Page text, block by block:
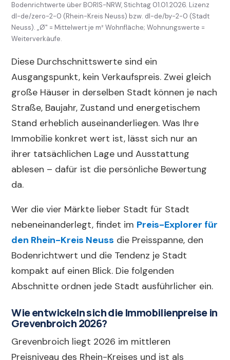
Bodenrichtwerte über BORIS-NRW, Stichtag 01.01.2026. Lizenz
dl-de/zero-2-0 (Rhein-Kreis Neuss) bzw. dl-de/by-2-0 (Stadt
Neuss). „Ø" = Mittelwert je m² Wohnfläche; Wohnungswerte =
Weiterverkäufe.
Diese Durchschnittswerte sind ein
Ausgangspunkt, kein Verkaufspreis. Zwei gleich
große Häuser in derselben Stadt können je nach
Straße, Baujahr, Zustand und energetischem
Stand erheblich auseinanderliegen. Was Ihre
Immobilie konkret wert ist, lässt sich nur an
ihrer tatsächlichen Lage und Ausstattung
ablesen – dafür ist die persönliche Bewertung
da.
Wer die vier Märkte lieber Stadt für Stadt
nebeneinanderlegt, findet im Preis-Explorer für
den Rhein-Kreis Neuss die Preisspanne, den
Bodenrichtwert und die Tendenz je Stadt
kompakt auf einen Blick. Die folgenden
Abschnitte ordnen jede Stadt ausführlicher ein.
Wie entwickeln sich die Immobilienpreise in
Grevenbroich 2026?
Grevenbroich liegt 2026 im mittleren
Preisniveau des Rhein-Kreises und ist als